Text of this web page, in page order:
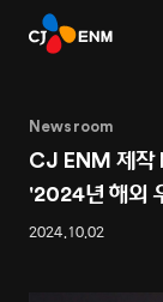
Newsroom
CJ ENM 제작
'2024년 해외
2024.10.02